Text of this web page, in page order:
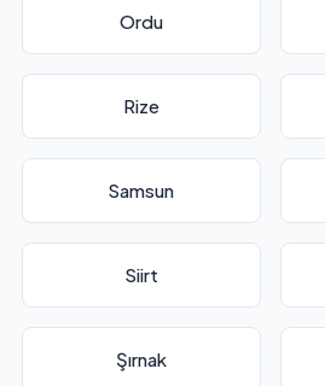
Ordu
Rize
Samsun
Siirt
Şırnak